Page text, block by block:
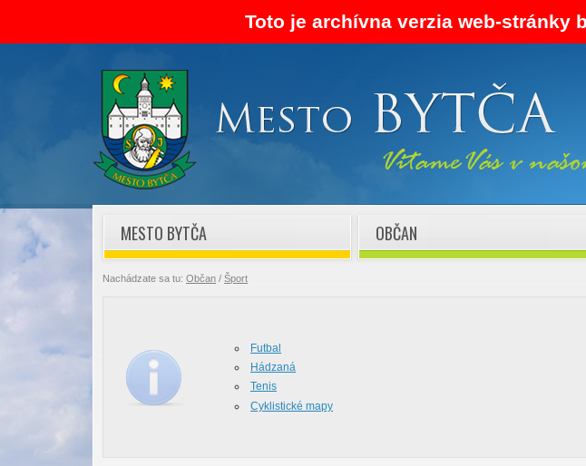
Toto je archívna verzia web-stránky
MESTO BYTČA OBČAN
Nachádzate sa tu: Občan / Šport
Futbal
Hádzaná
Tenis
Cyklistické mapy